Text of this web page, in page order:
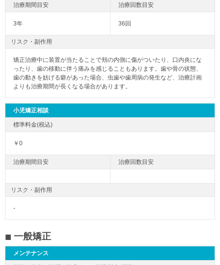
3年 36回
リスク・副作用
矯正治療中に装置が当たることで頬の内側に傷がついたり、口内炎にな
ったり、歯の移動に伴う痛みを感じることもあります。歯や骨の状態、
歯の動きを妨げる癖があった場合、虫歯や歯周病の発生など、治療計画
よりも治療期間が長くなる場合があります。
小児矯正相談
￥0
リスク・副作用
-
一般矯正
メンテナンス